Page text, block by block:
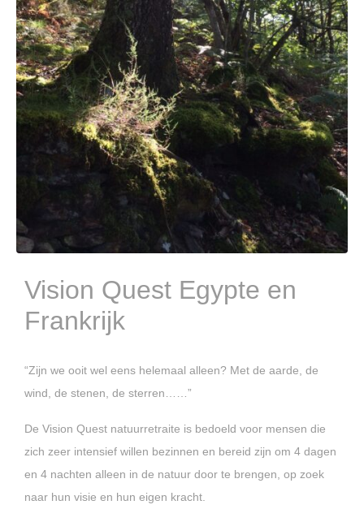
Vision Quest Egypte en
Frankrijk
“Zijn we ooit wel eens helemaal alleen? Met de aarde, de
wind, de stenen, de sterren……”
De Vision Quest natuurretraite is bedoeld voor mensen die
zich zeer intensief willen bezinnen en bereid zijn om 4 dagen
en 4 nachten alleen in de natuur door te brengen, op zoek
naar hun visie en hun eigen kracht.